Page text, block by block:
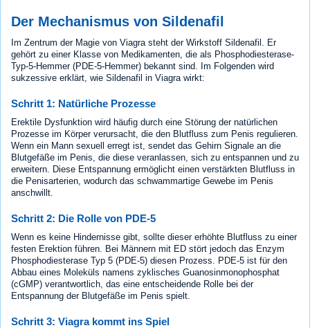
Der Mechanismus von Sildenafil
Im Zentrum der Magie von Viagra steht der Wirkstoff Sildenafil. Er
gehört zu einer Klasse von Medikamenten, die als Phosphodiesterase-
Typ-5-Hemmer (PDE-5-Hemmer) bekannt sind. Im Folgenden wird
sukzessive erklärt, wie Sildenafil in Viagra wirkt:
Schritt 1: Natürliche Prozesse
Erektile Dysfunktion wird häufig durch eine Störung der natürlichen
Prozesse im Körper verursacht, die den Blutfluss zum Penis regulieren.
Wenn ein Mann sexuell erregt ist, sendet das Gehirn Signale an die
Blutgefäße im Penis, die diese veranlassen, sich zu entspannen und zu
erweitern. Diese Entspannung ermöglicht einen verstärkten Blutfluss in
die Penisarterien, wodurch das schwammartige Gewebe im Penis
anschwillt.
Schritt 2: Die Rolle von PDE-5
Wenn es keine Hindernisse gibt, sollte dieser erhöhte Blutfluss zu einer
festen Erektion führen. Bei Männern mit ED stört jedoch das Enzym
Phosphodiesterase Typ 5 (PDE-5) diesen Prozess. PDE-5 ist für den
Abbau eines Moleküls namens zyklisches Guanosinmonophosphat
(cGMP) verantwortlich, das eine entscheidende Rolle bei der
Entspannung der Blutgefäße im Penis spielt.
Schritt 3: Viagra kommt ins Spiel